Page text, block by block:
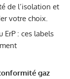
de l’isolation et
votre choix.
ErP : ces labels
gaz